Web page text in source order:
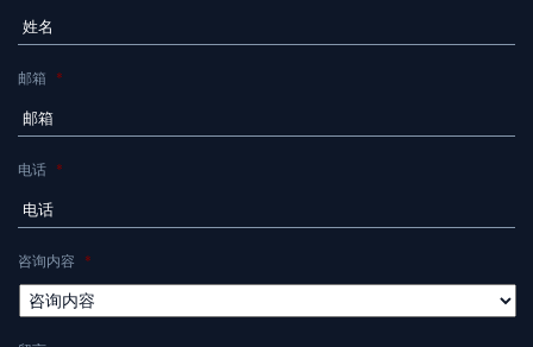
邮箱 *
电话 *
咨询内容 *